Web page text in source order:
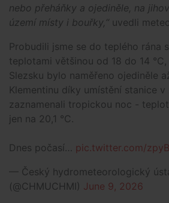
nebo přeháňky a ojediněle, na
území místy i bouřky,“ uvedli
Probudili jsme se do teplého rána
teplotami většinou od 18 do 14
Slezsku bylo naměřeno ojediněle
Klementinu díky umístění stanice v
zaznamenali tropickou noc -
jen na 20,1 °C.
Dnes počasí… pic.twitter.com/
— Český hydrometeorologický
(@CHMUCHMI) June 9, 2026